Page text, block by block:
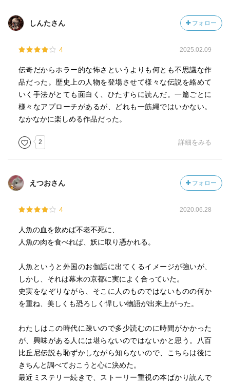
しんたさん フォロー
4 2025.02.09
伝奇だからホラー的な怖さというよりも何とも不思議な作
品だった。歴史上の人物を登場させて様々な伝説を絡めて
いく手法がとても面白く、ひたすらに読んだ。一篇ごとに
様々なアプローチがあるが、どれも一筋縄ではいかない。
なかなかに楽しめる作品だった。
2 詳細をみる
えつおさん フォロー
4 2020.06.28
人魚の血を飲めば不老不死に、
人魚の肉を食べれば、妖に取り憑かれる。
人魚というと外国のお伽話に出てくるイメージが強いが、
しかし、それは幕末の京都に実によく合っていた。
史実をなぞりながら、そこに人のものではないものの何か
を重ね、美しくも恐ろしく悍しい物語が出来上がった。
わたしはこの時代に疎いので多少読むのに時間がかかった
が、興味がある人には堪らないのではないかと思う。八百
比丘尼伝説も恥ずかしながら知らないので、こちらは後に
きちんと調べておこうと心に決めた。
最近ミステリー続きで、ストーリー重視の本ばかり読んで